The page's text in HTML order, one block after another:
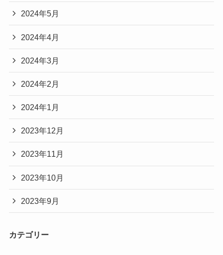
2024年5月
2024年4月
2024年3月
2024年2月
2024年1月
2023年12月
2023年11月
2023年10月
2023年9月
カテゴリー